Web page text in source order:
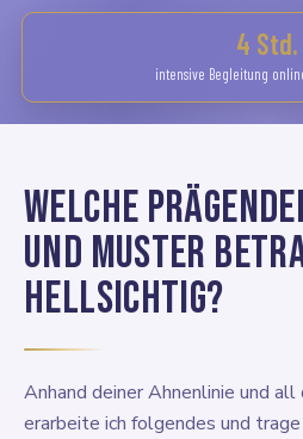
4 Std.
intensive Begleitung
Welche
und Muster
hellsichtig?
Anhand deiner Ahnenlinie und all
erarbeite ich folgendes und